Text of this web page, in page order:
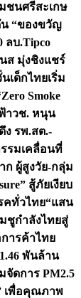
ชนศรีสะเกษ
น “ของขวัญ
ลบ.Tipco
นส มุ่งชิงแชร์
เด็กไทยเริ่ม
Smoke
าวช. หนุน
ง รพ.สต.-
รมเคลื่อนที่
ก ผู้สูงวัย-กลุ่ม
สู้ภัยเงียบ
คทั่วไทย“แสน
ชูกำลังไทยสู่
ารค้าไทย
พันล้าน
ดการ PM2.5
เพื่อคุณภาพ